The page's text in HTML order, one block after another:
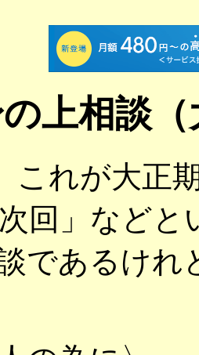
上相談
これが大正
回」などと
であるけれ